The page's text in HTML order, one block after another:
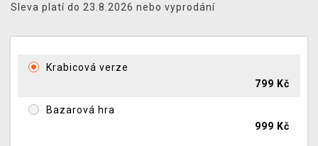
Sleva platí do 23.8.2026 nebo vyprodání
Krabicová verze
799 Kč
Bazarová hra
999 Kč